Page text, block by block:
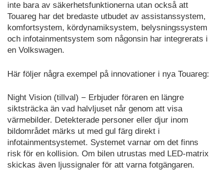
inte bara av säkerhetsfunktionerna utan också att
Touareg har det bredaste utbudet av assistanssystem,
komfortsystem, kördynamiksystem, belysningssystem
och infotainmentsystem som någonsin har integrerats i
en Volkswagen.
Här följer några exempel på innovationer i nya Touareg:
Night Vision (tillval) − Erbjuder föraren en längre
siktsträcka än vad halvljuset når genom att visa
värmebilder. Detekterade personer eller djur inom
bildområdet märks ut med gul färg direkt i
infotainmentsystemet. Systemet varnar om det finns
risk för en kollision. Om bilen utrustas med LED-matrix
skickas även ljussignaler för att varna fotgängaren.